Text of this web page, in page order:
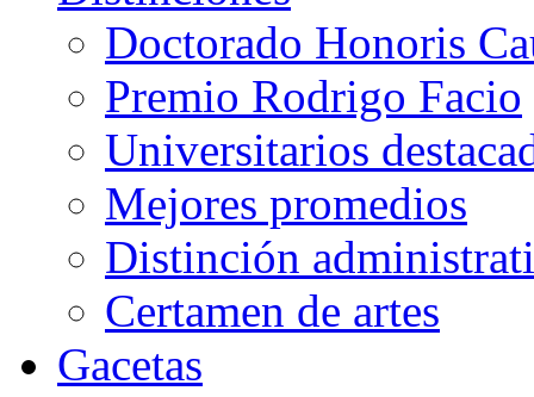
Doctorado Honoris
Premio Rodrigo Facio
Universitarios
Mejores promedios
Distinción
Certamen de artes
Gacetas